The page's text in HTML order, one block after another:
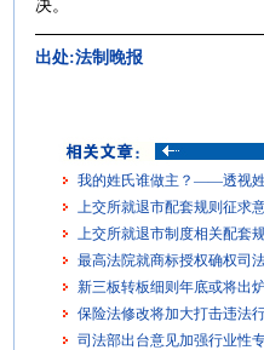
决。
出处:法制晚报
我的姓氏谁做主？——透视
上交所就退市配套规则征求
上交所就退市制度相关配套
最高法院就商标授权确权司
新三板转板细则年底或将出
保险法修改将加大打击违法
司法部出台意见加强行业性